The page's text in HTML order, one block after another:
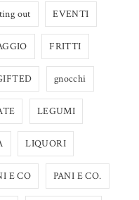
out EVENTI
FRITTI
gnocchi
LEGUMI
LIQUORI
E CO PANI E CO.